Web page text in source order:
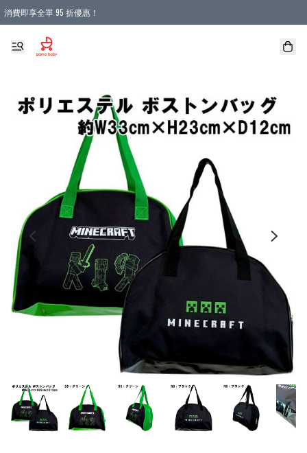
消費即享全單 95 折優惠！
購物滿 HKD 900.00即享免運費優惠！（適用於 本地送貨、本地取貨 )